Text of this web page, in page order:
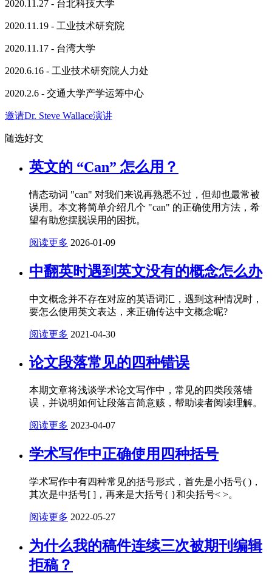
2020.11.27 - 台北科技大学
2020.11.19 - 工业技术研究院
2020.11.17 - 台湾大学
2020.6.16 - 工业技术研究院人力处
2020.2.6 - 交通大学产学运筹中心
邀请Dr. Steve Wallace演讲
随选好文
英文的 “Can” 怎么用？
情态动词 "can" 对我们来说再熟悉不过，但却也最常被
误用。本文将简单介绍几个 "can" 的正确使用方法，希
望有助您摆脱误用的困扰。
阅读更多 2026-01-09
中翻英时遇到英文没有的概念怎么办
中文概念并不存在对应的英语词汇，遇到这种情况时，
要怎么使用英文表达，来正确传达中文概念呢?
阅读更多 2021-04-30
论文段落常见的四种错误
本期文章将浅谈学术论文写作中，常见的四类段落错
误，并说明如何让段落言简意赅，帮助读者阅读理解。
阅读更多 2023-04-07
学术写作中正确使用四种括号
学术写作中有四种常见的括号形式，首先是小括号( )，
其次是中括号[ ]，再来是大括号{ }和尖括号< >。
阅读更多 2022-05-27
为什么我的稿件连续三次被期刊编辑
拒稿？